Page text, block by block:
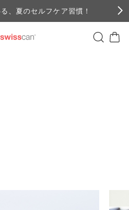
、夏のセルフケア習慣！